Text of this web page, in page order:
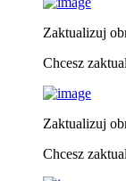
Zaktualizuj
Chcesz
Zaktualizuj
Chcesz